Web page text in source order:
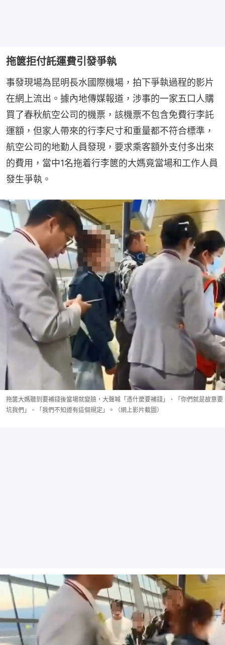
拖篋拒付託運費引發爭執
事發現場為昆明長水國際機場，拍下爭執過程的影片
在網上流出。據內地傳媒報道，涉事的一家五口人購
買了春秋航空公司的機票，該機票不包含免費行李託
運額，但家人帶來的行李尺寸和重量都不符合標準，
航空公司的地勤人員發現，要求乘客額外支付多出來
的費用，當中1名拖着行李篋的大媽竟當場和工作人員
發生爭執。
拖篋大媽聽到要補錢後當場就變臉，大聲喊「憑什麼要補錢」、「你們就是故意要
坑我們」、「我們不知道有這個規定」。（網上影片截圖）